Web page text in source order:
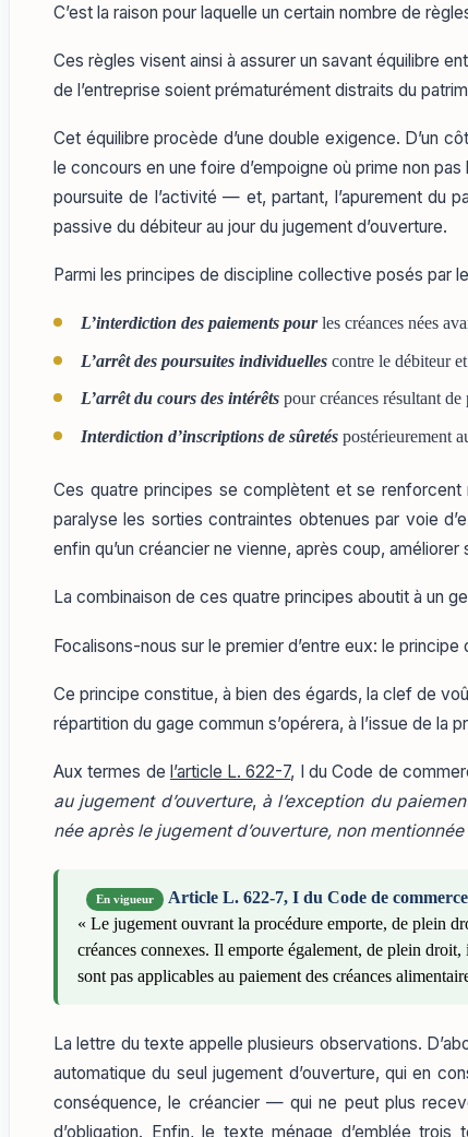
C’est la raison pour laquelle un certain nombre de
Ces règles visent ainsi à assurer un savant équilibre
de l’entreprise soient prématurément distraits du
Cet équilibre procède d’une double exigence. D’un
le concours en une foire d’empoigne où prime non
poursuite de l’activité — et, partant, l’apurement
passive du débiteur au jour du jugement d’ouverture.
Parmi les principes de discipline collective posés par
L’interdiction des paiements pourles créances nées
L’arrêt des poursuites individuelles contre le débiteur
L’arrêt du cours des intérêtspour créances résultant de
Interdiction d’inscriptions de sûretéspostérieurement
Ces quatre principes se complètent et se renforcent
paralyse les sorties contraintes obtenues par voie
enfin qu’un créancier ne vienne, après coup,
La combinaison de ces quatre principes aboutit à un
Focalisons-nous sur le premier d’entre eux: le principe
Ce principe constitue, à bien des égards, la clef de
répartition du gage commun s’opérera, à l’issue de
Aux termes de l’article L. 622-7, I du Code de
au jugement d’ouverture, à l’exception du
née après le jugement d’ouverture, non
En vigueur
Article L. 622-7, I du Code de commerce
« Le jugement ouvrant la procédure emporte, de plein
créances connexes. Il emporte également, de plein
sont pas applicables au paiement des créances
La lettre du texte appelle plusieurs observations.
automatique du seul jugement d’ouverture, qui en
conséquence, le créancier — qui ne peut plus
d’obligation. Enfin, le texte ménage d’emblée